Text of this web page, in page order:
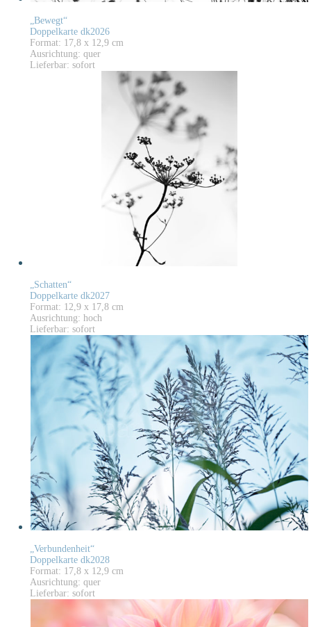
„Bewegt“
Doppelkarte dk2026
Format: 17,8 x 12,9 cm
Ausrichtung: quer
Lieferbar: sofort
„Schatten“
Doppelkarte dk2027
Format: 12,9 x 17,8 cm
Ausrichtung: hoch
Lieferbar: sofort
„Verbundenheit“
Doppelkarte dk2028
Format: 17,8 x 12,9 cm
Ausrichtung: quer
Lieferbar: sofort